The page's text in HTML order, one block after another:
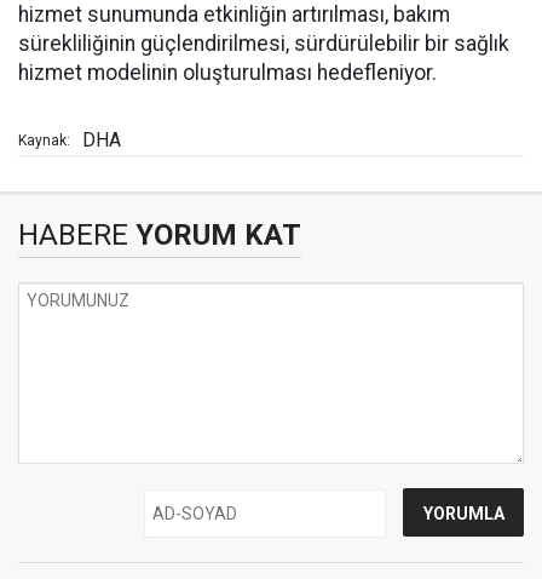
hizmet sunumunda etkinliğin artırılması, bakım
sürekliliğinin güçlendirilmesi, sürdürülebilir bir sağlık
hizmet modelinin oluşturulması hedefleniyor.
Kaynak: DHA
HABERE YORUM KAT